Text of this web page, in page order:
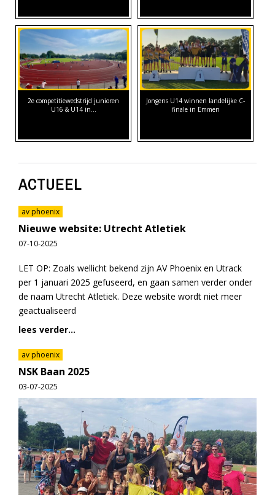
2e competitiewedstrijd junioren
U16 & U14 in…
Jongens U14 winnen landelijke C-
finale in Emmen
ACTUEEL
av phoenix
Nieuwe website: Utrecht Atletiek
07-10-2025
LET OP: Zoals wellicht bekend zijn AV Phoenix en Utrack
per 1 januari 2025 gefuseerd, en gaan samen verder onder
de naam Utrecht Atletiek. Deze website wordt niet meer
geactualiseerd
lees verder...
av phoenix
NSK Baan 2025
03-07-2025